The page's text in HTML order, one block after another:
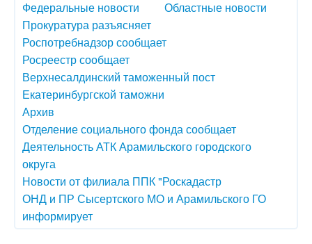
Федеральные новости
Областные новости
Прокуратура разъясняет
Роспотребнадзор сообщает
Росреестр сообщает
Верхнесалдинский таможенный пост
Екатеринбургской таможни
Архив
Отделение социального фонда сообщает
Деятельность АТК Арамильского городского
округа
Новости от филиала ППК "Роскадастр
ОНД и ПР Сысертского МО и Арамильского ГО
информирует